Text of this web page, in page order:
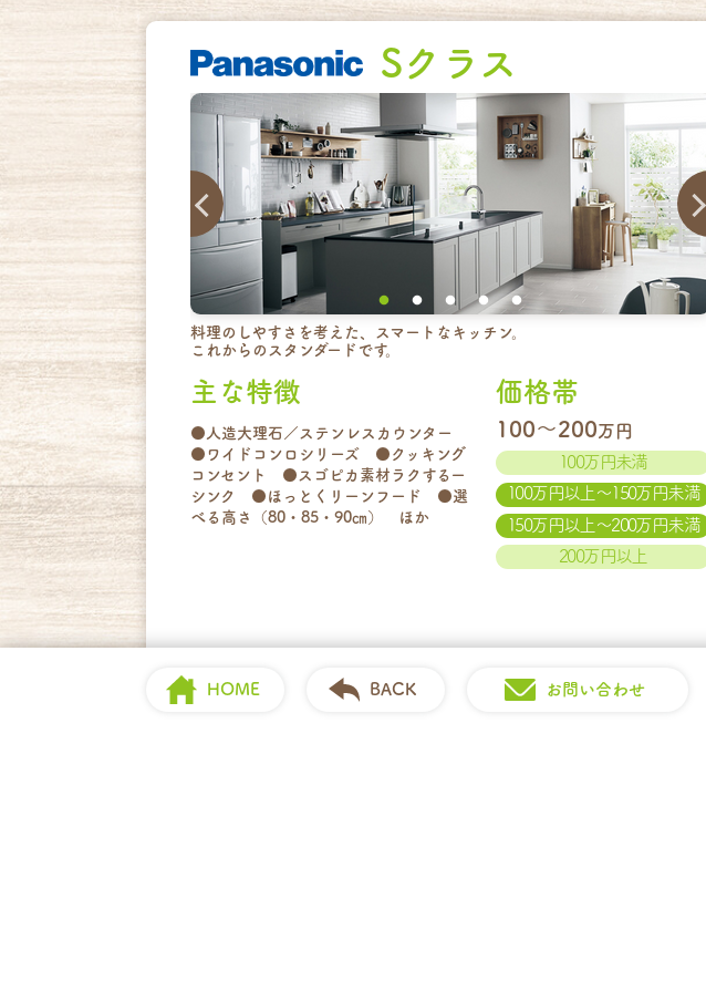
Sクラス
料理のしやすさを考えた、スマートなキッチン。
これからのスタンダードです。
主な特徴
●人造大理石／ステンレスカウンター
●ワイドコンロシリーズ ●クッキング
コンセント ●スゴピカ素材ラクするー
シンク ●ほっとくリーンフード ●選
べる高さ（80・85・90㎝） ほか
価格帯
100～200万円
100万円未満
100万円以上～150万円未満
150万円以上～200万円未満
200万円以上
HOME BACK お問い合わせ